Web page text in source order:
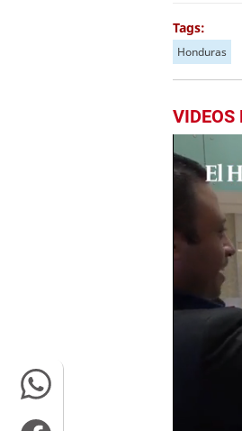
Tags:
Honduras
VIDEOS